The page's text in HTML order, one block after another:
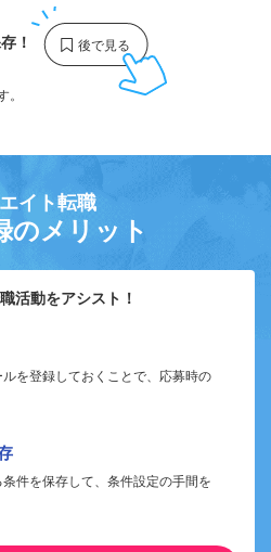
！
。
イト転職
のメリット
活動をアシスト！
を登録しておくことで、応募時の
件を保存して、条件設定の手間を